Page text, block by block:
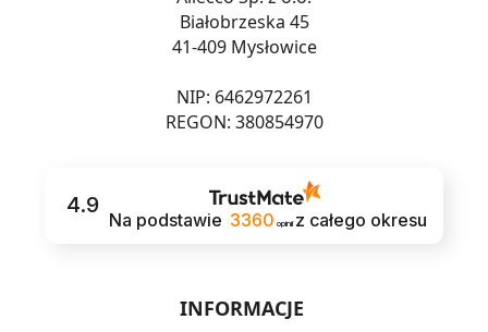
Białobrzeska 45
41-409 Mysłowice
NIP: 6462972261
REGON: 380854970
4.9
Na podstawie 3360 opinii z całego okresu
INFORMACJE